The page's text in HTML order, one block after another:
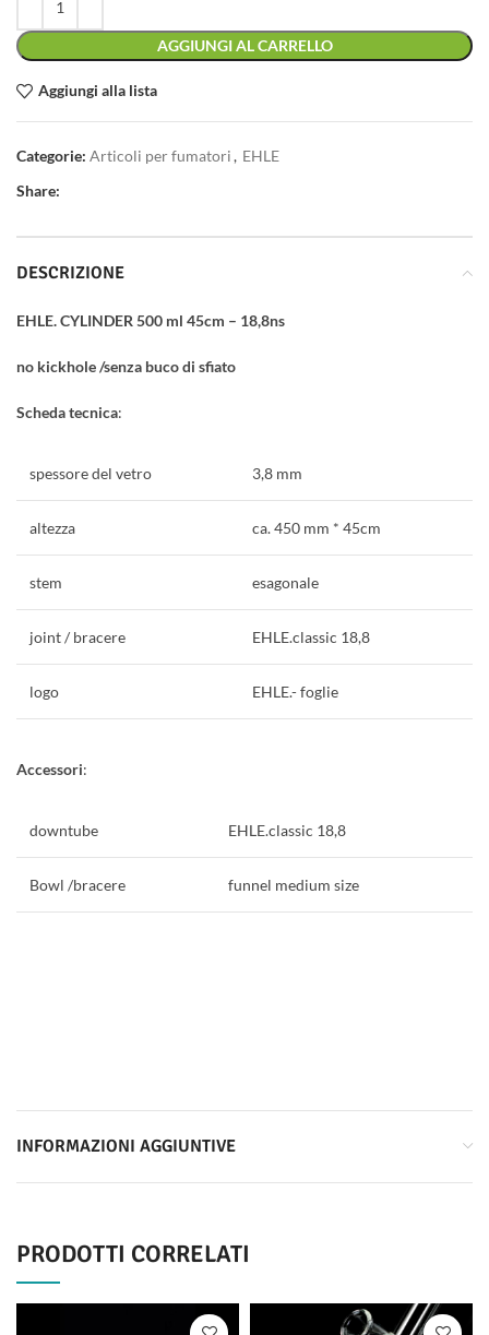
AGGIUNGI AL CARRELLO
Aggiungi alla lista
Categorie: Articoli per fumatori, EHLE
Share:
DESCRIZIONE
EHLE. CYLINDER 500 ml 45cm – 18,8ns
no kickhole /senza buco di sfiato
Scheda tecnica:
spessore del vetro 3,8 mm
altezza ca. 450 mm * 45cm
stem esagonale
joint / bracere EHLE.classic 18,8
logo EHLE.- foglie
Accessori:
downtube EHLE.classic 18,8
Bowl /bracere funnel medium size
INFORMAZIONI AGGIUNTIVE
PRODOTTI CORRELATI